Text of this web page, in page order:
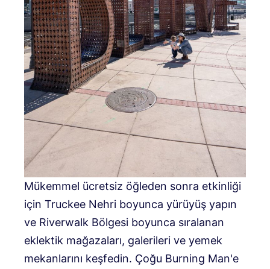
Mükemmel ücretsiz öğleden sonra etkinliği
için Truckee Nehri boyunca yürüyüş yapın
ve Riverwalk Bölgesi boyunca sıralanan
eklektik mağazaları, galerileri ve yemek
mekanlarını keşfedin. Çoğu Burning Man'e